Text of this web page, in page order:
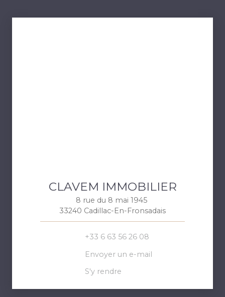
CLAVEM IMMOBILIER
8 rue du 8 mai 1945
33240 Cadillac-En-Fronsadais
+33 6 63 56 26 08
Envoyer un e-mail
S'y rendre